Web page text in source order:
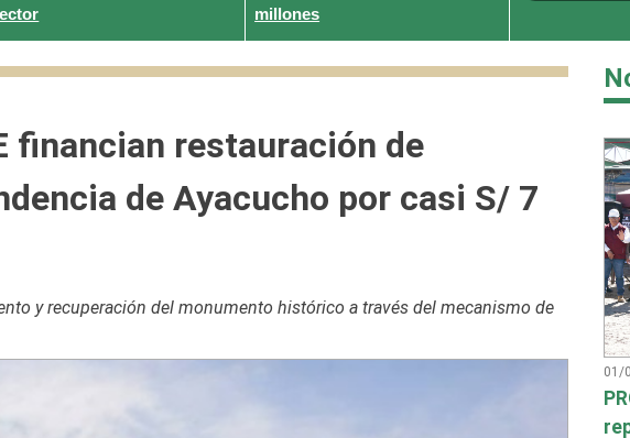
millones
financian restauración de
de Ayacucho por casi S/ 7
y recuperación del monumento histórico a través del mecanismo de
01/